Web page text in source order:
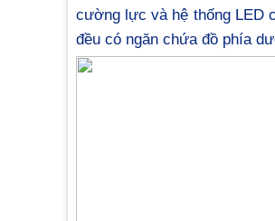
cường lực và hệ thống LED
đều có ngăn chứa đồ phía